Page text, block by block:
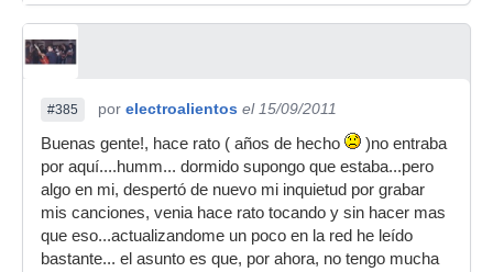
#385 por electroalientos el 15/09/2011
Buenas gente!, hace rato ( años de hecho
)no entraba
por aquí....humm... dormido supongo que estaba...pero
algo en mi, despertó de nuevo mi inquietud por grabar
mis canciones, venia hace rato tocando y sin hacer mas
que eso...actualizandome un poco en la red he leído
bastante... el asunto es que, por ahora, no tengo mucha